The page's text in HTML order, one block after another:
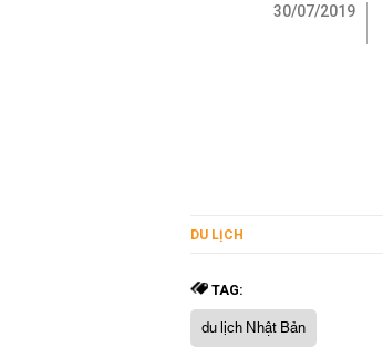
30/07/2019
DU LỊCH
TAG:
du lịch Nhật Bản